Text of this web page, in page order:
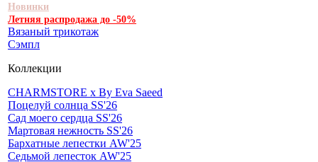
Новинки
Летняя распродажа до -50%
Вязаный трикотаж
Сэмпл
Коллекции
CHARMSTORE х By Eva Saeed
Поцелуй солнца SS'26
Сад моего сердца SS'26
Мартовая нежность SS'26
Бархатные лепестки AW'25
Седьмой лепесток AW'25